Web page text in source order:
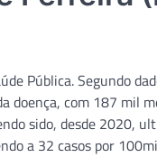
Pública. Segundo
com 187 mil
sido, desde 2020,
a 32 casos por